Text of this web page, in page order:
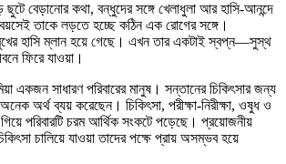
ছুটে বেড়ানোর কথা, বন্ধুদের সঙ্গে খেলাধুলা আর হাসি-আনন্দে
তাকে লড়তে হচ্ছে কঠিন এক রোগের সঙ্গে।
হাসি ম্লান হয়ে গেছে। এখন তার একটাই স্বপ্ন—সুস্থ
ফিরে যাওয়া।
একজন সাধারণ পরিবারের মানুষ। সন্তানের চিকিৎসার জন্য
অর্থ ব্যয় করেছেন। চিকিৎসা, পরীক্ষা-নিরীক্ষা, ওষুধ ও
পরিবারটি চরম আর্থিক সংকটে পড়েছে। প্রয়োজনীয়
চালিয়ে যাওয়া তাদের পক্ষে প্রায় অসম্ভব হয়ে